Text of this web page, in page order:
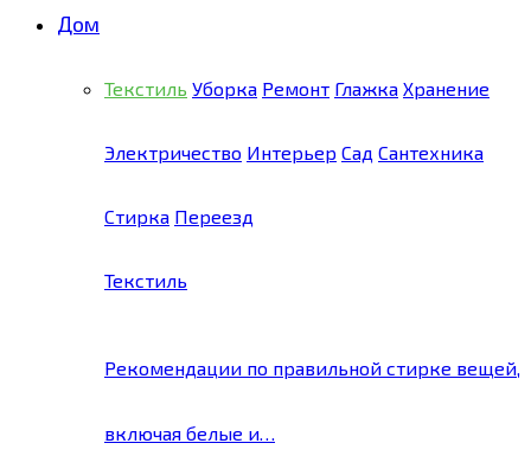
Дом
Текстиль Уборка Ремонт Глажка Хранение
Электричество Интерьер Сад Сантехника
Стирка Переезд
Текстиль
Рекомендации по правильной стирке вещей,
включая белые и…